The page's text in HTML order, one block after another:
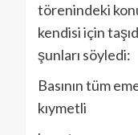
törenindeki
kendisi için
şunları söyledi:
Basının tüm
kıymetli